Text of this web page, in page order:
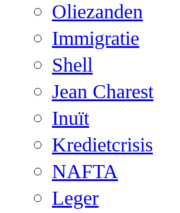
Oliezanden
Immigratie
Shell
Jean Charest
Inuït
Kredietcrisis
NAFTA
Leger